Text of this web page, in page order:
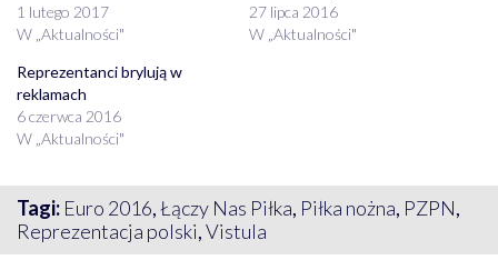
1 lutego 2017
W „Aktualności"
27 lipca 2016
W „Aktualności"
Reprezentanci brylują w
reklamach
6 czerwca 2016
W „Aktualności"
Tagi: Euro 2016,Łączy Nas Piłka, Piłka nożna, PZPN,
Reprezentacja polski,Vistula